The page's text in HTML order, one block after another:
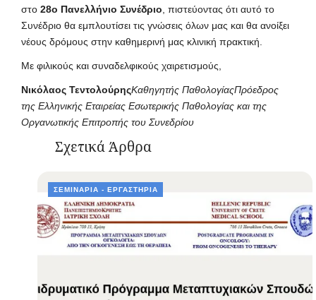
στο 28ο Πανελλήνιο Συνέδριο, πιστεύοντας ότι αυτό το
Συνέδριο θα εμπλουτίσει τις γνώσεις όλων μας και θα ανοίξει
νέους δρόμους στην καθημερινή μας κλινική πρακτική.
Με φιλικούς και συναδελφικούς χαιρετισμούς,
Νικόλαος ΤεντολούρηςΚαθηγητής ΠαθολογίαςΠρόεδρος
της Ελληνικής Εταιρείας Εσωτερικής Παθολογίας και της
Οργανωτικής Επιτροπής του Συνεδρίου
Σχετικά Άρθρα
ΣΕΜΙΝΆΡΙΑ - ΕΡΓΑΣΤΉΡΙΑ